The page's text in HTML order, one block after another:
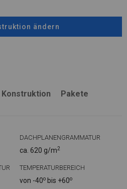
ändern
Konstruktion Pakete
DACHPLANENGRAMMATUR
ca. 620 g/m2
TEMPERATURBEREICH
von -40o bis +60o